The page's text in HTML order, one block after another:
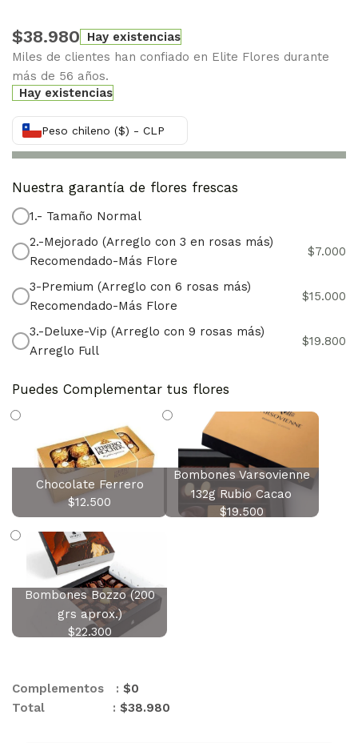
$38.980
Hay existencias
Miles de clientes han confiado en Elite Flores durante
más de 56 años.
Hay existencias
Peso chileno ($) - CLP
Nuestra garantía de flores frescas
1.- Tamaño Normal
2.-Mejorado (Arreglo con 3 en rosas más)
Recomendado-Más Flore
$7.000
3-Premium (Arreglo con 6 rosas más)
Recomendado-Más Flore
$15.000
3.-Deluxe-Vip (Arreglo con 9 rosas más)
Arreglo Full
$19.800
Puedes Complementar tus flores
Chocolate Ferrero
$12.500
Bombones Varsovienne
132g Rubio Cacao
$19.500
Bombones Bozzo (200
grs aprox.)
$22.300
Complementos : $0
Total : $38.980